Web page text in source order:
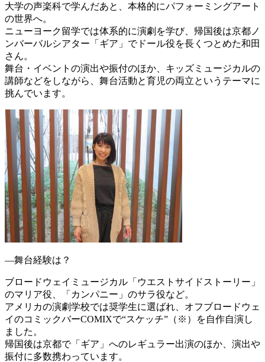
大学の声楽科で学んだあと、本格的にパフォーミングアート
の世界へ。
ニューヨーク留学では体系的に演劇を学び、帰国後は京都ノ
ンバーバルシアター「ギア」でドール役を長くつとめた和田
さん。
舞台・イベントの演出や振付のほか、キッズミュージカルの
講師などをしながら、舞台活動と育児の両立というテーマに
挑んでいます。
―舞台経験は？
ブロードウェイミュージカル「ウエストサイドストーリー」
のマリア役、「カンパニー」のサラ役など。
アメリカの演劇学校では奨学生に選ばれ、オフブロードウェ
イのコミックバーCOMIXで“スケッチ”（※）を自作自演し
ました。
帰国後は京都で「ギア」へのレギュラー出演のほか、演出や
振付に多数携わっています。